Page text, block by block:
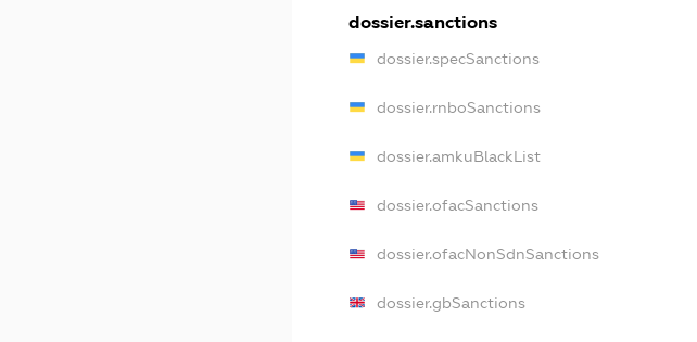
dossier.sanctions
dossier.specSanctions
dossier.rnboSanctions
dossier.amkuBlackList
dossier.ofacSanctions
dossier.ofacNonSdnSanctions
dossier.gbSanctions